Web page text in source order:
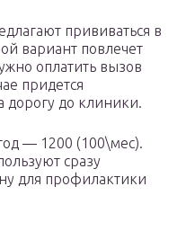
прививаться в
вариант повлечет
оплатить вызов
придется
дорогу до клиники.
— 1200 (100\мес).
сразу
для профилактики